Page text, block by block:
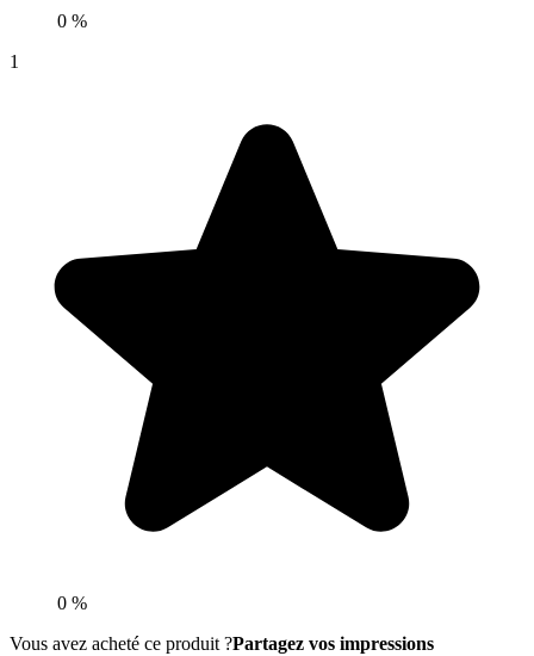
0 %
1
0 %
Vous avez acheté ce produit ?Partagez vos impressions